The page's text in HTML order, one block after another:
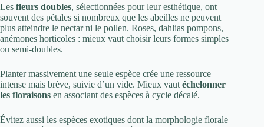
Les fleurs doubles, sélectionnées pour leur esthétique, ont
souvent des pétales si nombreux que les abeilles ne peuvent
plus atteindre le nectar ni le pollen. Roses, dahlias pompons,
anémones horticoles : mieux vaut choisir leurs formes simples
ou semi-doubles.
Planter massivement une seule espèce crée une ressource
intense mais brève, suivie d’un vide. Mieux vaut échelonner
les floraisons en associant des espèces à cycle décalé.
Évitez aussi les espèces exotiques dont la morphologie florale